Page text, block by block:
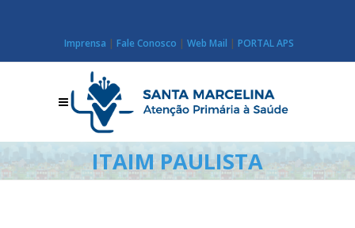
Imprensa | Fale Conosco | Web Mail | PORTAL APS
ITAIM PAULISTA